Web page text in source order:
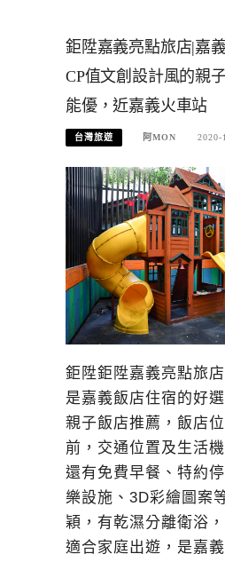
鉅陞嘉義亮點旅店|嘉
CP值文創設計風的親
能優，近嘉義火車站
台灣旅遊 阿MON 2020-
鉅陞鉅陞嘉義亮點旅
是嘉義飯店住宿的好
親子飯店推薦，飯店
前，交通位置及生活
還有免費早餐、特約
樂設施、3D彩繪圖案
穎，有乾濕分離衛浴
適合家庭出遊，是嘉